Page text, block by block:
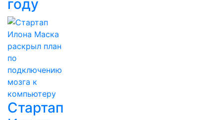
году
Стартап